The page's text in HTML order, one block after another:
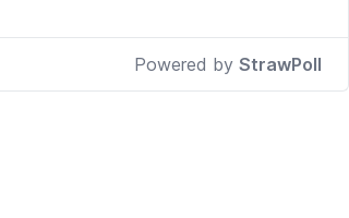
Powered by StrawPoll